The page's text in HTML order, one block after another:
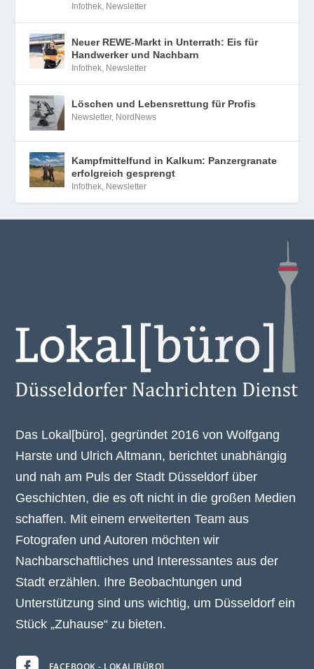
Infothek, Newsletter
Neuer REWE-Markt in Unterrath: Eis für
Handwerker und Nachbarn
Infothek, Newsletter
Löschen und Lebensrettung für Profis
Newsletter, NordNews
Kampfmittelfund in Kalkum: Panzergranate
erfolgreich gesprengt
Infothek, Newsletter
Das Lokal[büro], gegründet 2016 von Wolfgang
Harste und Ulrich Altmann, berichtet unabhängig
und nah am Puls der Stadt Düsseldorf über
Geschichten, die es oft nicht in die großen Medien
schaffen. Mit einem erweiterten Team aus
Fotografen und Autoren möchten wir
Nachbarschaftliches und Interessantes aus der
Stadt erzählen. Ihre Beobachtungen und
Unterstützung sind uns wichtig, um Düsseldorf ein
Stück „Zuhause“ zu bieten.
FACEBOOK - LOKAL[BÜRO]